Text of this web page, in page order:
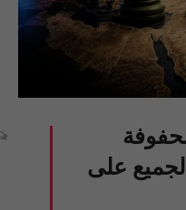
على